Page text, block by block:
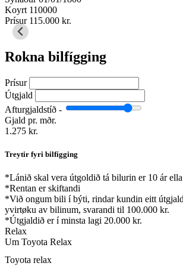
Koyrt 110000
Prísur115.000 kr.
Rokna bilfígging
Prísur
Útgjald
Afturgjaldstíð -
Gjald pr. mðr.
1.275 kr.
Treytir fyri bilfígging
*Lánið skal vera útgoldið tá bilurin er 10 ár
*Rentan er skiftandi
*Við ongum bili í býti, rindar kundin eitt
yvirtøku av bilinum, svarandi til 100.000 kr.
*Útgjaldið er í minsta lagi 20.000 kr.
Relax
Um Toyota Relax
Toyota relax